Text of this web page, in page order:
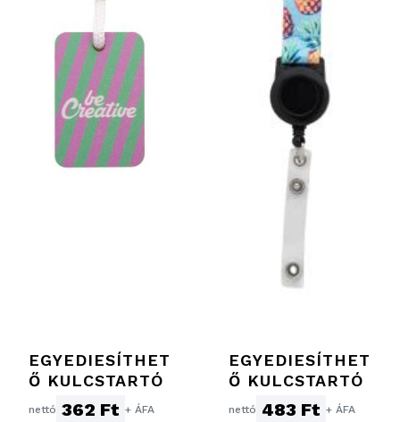
EGYEDIESÍTHET
Ő KULCSTARTÓ
nettó 362 Ft + ÁFA
EGYEDIESÍTHET
Ő KULCSTARTÓ
nettó 483 Ft + ÁFA